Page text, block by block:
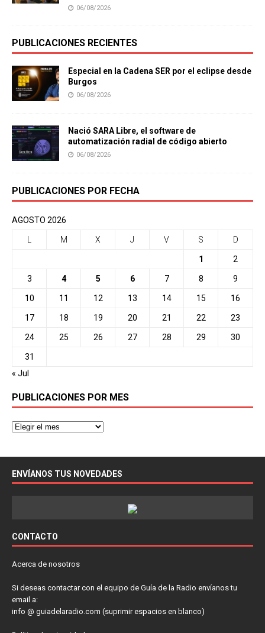
06/08/2026
PUBLICACIONES RECIENTES
Especial en la Cadena SER por el eclipse desde
Burgos
06/08/2026
Nació SARA Libre, el software de
automatización radial de código abierto
06/08/2026
PUBLICACIONES POR FECHA
AGOSTO 2026
M X J V S D
1 2
3 4 5 6 7 8 9
10 11 12 13 14 15 16
17 18 19 20 21 22 23
24 25 26 27 28 29 30
31
« Jul
PUBLICACIONES POR MES
ENVÍANOS TUS NOVEDADES
CONTACTO
Acerca de nosotros
Si deseas contactar con el equipo de Guía de la Radio envíanos tu
email a:
info @ guiadelaradio.com (suprimir espacios en blanco)